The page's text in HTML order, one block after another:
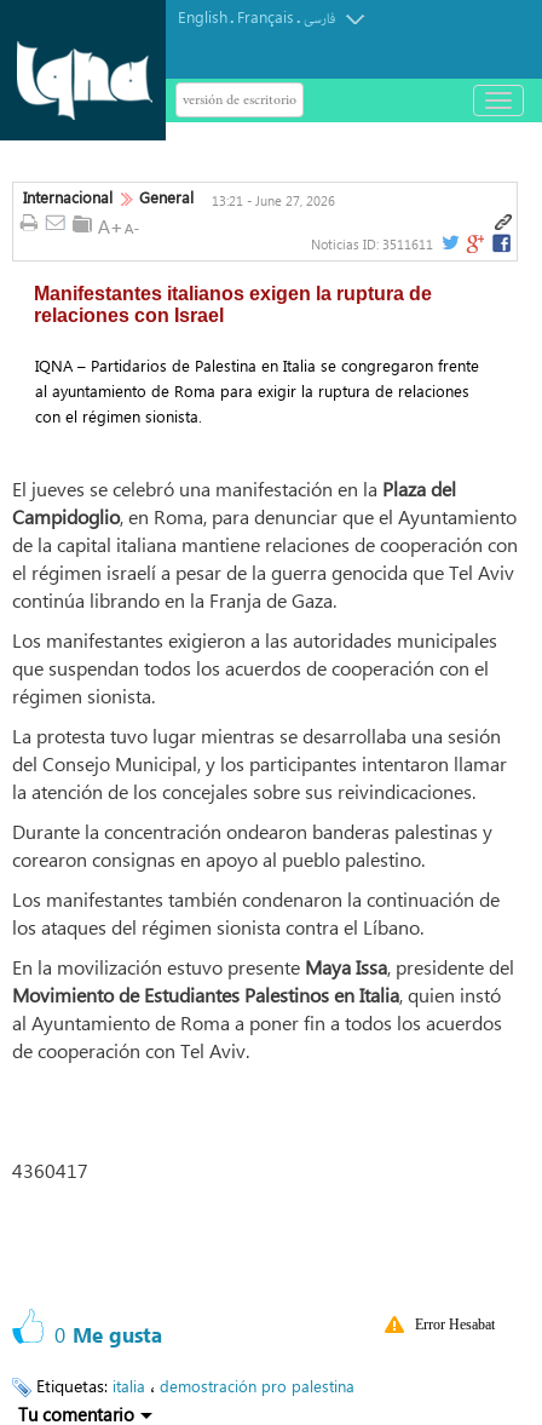
English. Français.فارسی
versión de escritorio
باز
و
Internacional General 13:21 - June 27, 2026
Noticias ID: 3511611
Manifestantes italianos exigen la ruptura de
relaciones con Israel
IQNA – Partidarios de Palestina en Italia se congregaron frente
al ayuntamiento de Roma para exigir la ruptura de relaciones
con el régimen sionista.
El jueves se celebró una manifestación en la Plaza del
Campidoglio, en Roma, para denunciar que el Ayuntamiento
de la capital italiana mantiene relaciones de cooperación con
el régimen israelí a pesar de la guerra genocida que Tel Aviv
continúa librando en la Franja de Gaza.
Los manifestantes exigieron a las autoridades municipales
que suspendan todos los acuerdos de cooperación con el
régimen sionista.
La protesta tuvo lugar mientras se desarrollaba una sesión
del Consejo Municipal, y los participantes intentaron llamar
la atención de los concejales sobre sus reivindicaciones.
Durante la concentración ondearon banderas palestinas y
corearon consignas en apoyo al pueblo palestino.
Los manifestantes también condenaron la continuación de
los ataques del régimen sionista contra el Líbano.
En la movilización estuvo presente Maya Issa, presidente del
Movimiento de Estudiantes Palestinos en Italia, quien instó
al Ayuntamiento de Roma a poner fin a todos los acuerdos
de cooperación con Tel Aviv.
4360417
0 Me gusta Error Hesabat
Etiquetas: italia ، demostración pro palestina
Tu comentario